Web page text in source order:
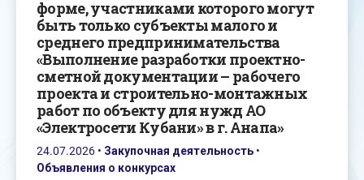
форме, участниками которого могут
быть только субъекты малого и
среднего предпринимательства
«Выполнение разработки проектно-
сметной документации – рабочего
проекта и строительно-монтажных
работ по объекту для нужд АО
«Электросети Кубани» в г. Анапа»
24.07.2026 • Закупочная деятельность •
Объявления о конкурсах